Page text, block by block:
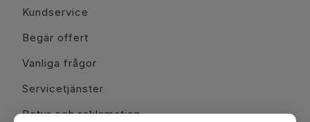
Kundservice
Begär offert
Vanliga frågor
Servicetjänster
Retur och reklamation